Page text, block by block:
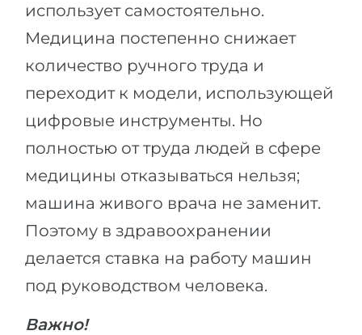
использует самостоятельно.
Медицина постепенно снижает
количество ручного труда и
переходит к модели, использующей
цифровые инструменты. Но
полностью от труда людей в сфере
медицины отказываться нельзя;
машина живого врача не заменит.
Поэтому в здравоохранении
делается ставка на работу машин
под руководством человека.
Важно!